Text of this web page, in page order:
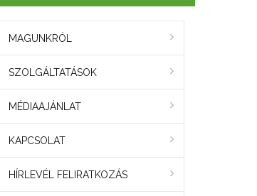
MAGUNKRÓL
SZOLGÁLTATÁSOK
MÉDIAAJÁNLAT
KAPCSOLAT
HÍRLEVÉL FELIRATKOZÁS